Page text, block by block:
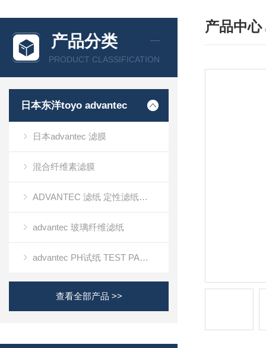
产品分类
PRODUCT CLASSIFICATION
日本东洋toyo advantec
日本advantec 滤膜
混合纤维素滤膜
ADVANTEC 滤纸 定性滤纸定量滤纸
advantec 玻璃纤维滤纸
advantec PH试纸 TEST PAPER
查看全部产品 >>
产品中心